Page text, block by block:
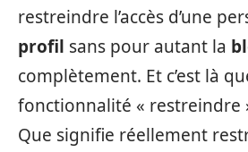
restreindre l’accès d’une
profil sans pour autant la
complètement. Et c’est là
fonctionnalité « restreindre
Que signifie réellement